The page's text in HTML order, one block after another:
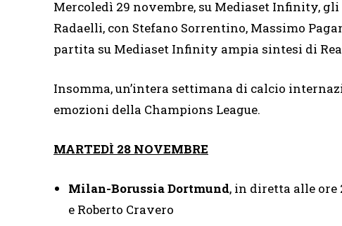
Mercoledì 29 novembre, su Mediaset Infinity,
Radaelli, con Stefano Sorrentino, Massimo
partita su Mediaset Infinity ampia sintesi di
Insomma, un’intera settimana di calcio
emozioni della Champions League.
MARTEDÌ 28 NOVEMBRE
Milan-Borussia Dortmund, in diretta alle ore
e Roberto Cravero